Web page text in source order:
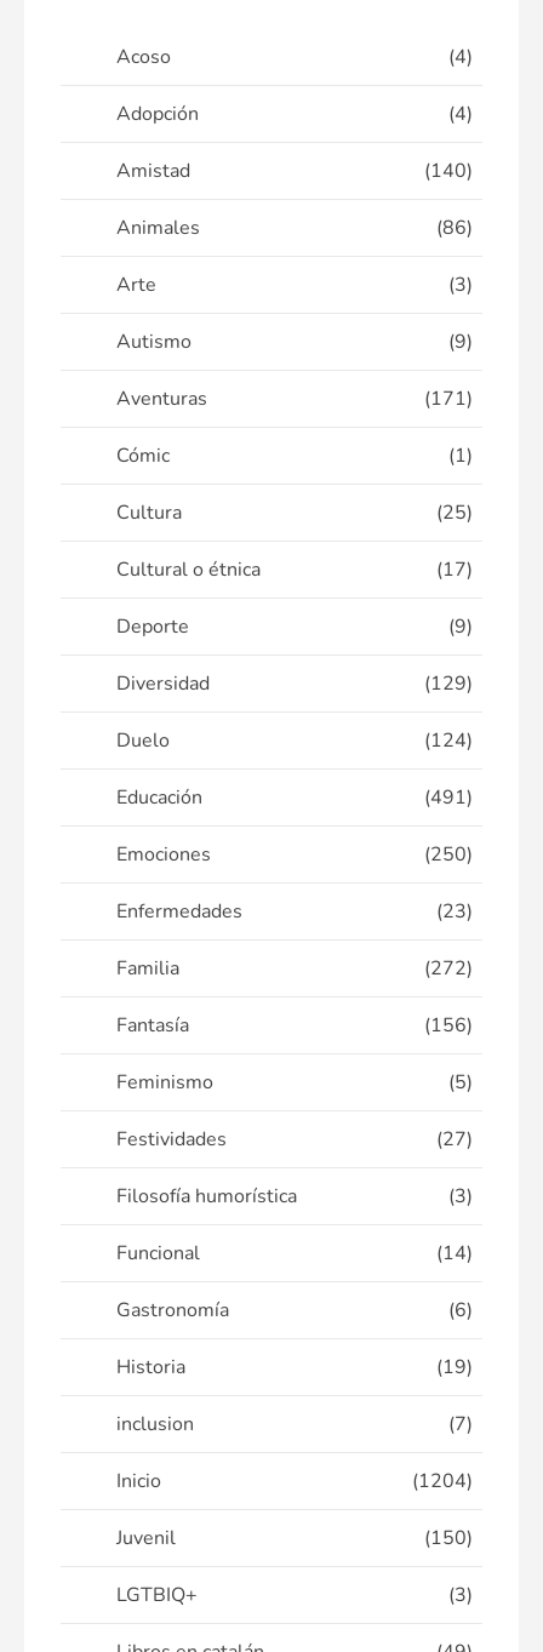
Acoso (4)
Adopción (4)
Amistad (140)
Animales (86)
Arte (3)
Autismo (9)
Aventuras (171)
Cómic (1)
Cultura (25)
Cultural o étnica (17)
Deporte (9)
Diversidad (129)
Duelo (124)
Educación (491)
Emociones (250)
Enfermedades (23)
Familia (272)
Fantasía (156)
Feminismo (5)
Festividades (27)
Filosofía humorística (3)
Funcional (14)
Gastronomía (6)
Historia (19)
inclusion (7)
Inicio (1204)
Juvenil (150)
LGTBIQ+ (3)